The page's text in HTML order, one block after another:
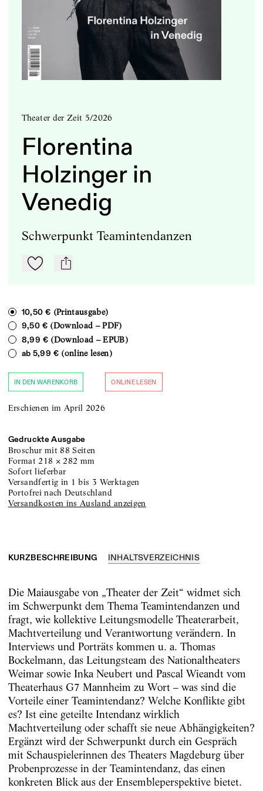
Theater der Zeit 5/2026
Florentina
Holzinger in
Venedig
Schwerpunkt Teamintendanzen
Zu Mein-TdZ hinzufügen
mail
10,50 € (Printausgabe)
9,50 €(Download – PDF)
8,99 €(Download – EPUB)
ab 5,99 € (online lesen)
IN DEN WARENKORB ONLINE LESEN
Erschienen im April 2026
Gedruckte Ausgabe
Broschur mit 88 Seiten
Format218 ×282 mm
sofort lieferbar
versandfertig in 1 bis 3 Werktagen
portofrei nach Deutschland
Versandkosten ins Ausland anzeigen
KURZBESCHREIBUNG INHALTSVERZEICHNIS
Die Maiausgabe von „Theater der Zeit“ widmet sich
im Schwerpunkt dem Thema Teamintendanzen und
fragt, wie kollektive Leitungsmodelle Theaterarbeit,
Machtverteilung und Verantwortung verändern. In
Interviews und Porträts kommen u. a. Thomas
Bockelmann, das Leitungsteam des Nationaltheaters
Weimar sowie Inka Neubert und Pascal Wieandt vom
Theaterhaus G7 Mannheim zu Wort – was sind die
Vorteile einer Teamintendanz? Welche Konflikte gibt
es? Ist eine geteilte Intendanz wirklich
Machtverteilung oder schafft sie neue Abhängigkeiten?
Ergänzt wird der Schwerpunkt durch ein Gespräch
mit Schauspielerinnen des Theaters Magdeburg über
Probenprozesse in der Teamintendanz, das einen
konkreten Blick aus der Ensembleperspektive bietet.